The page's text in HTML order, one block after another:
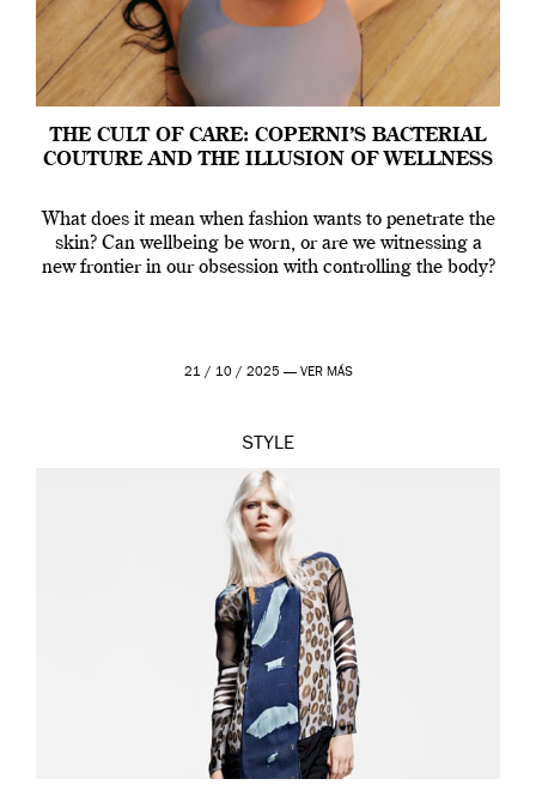
THE CULT OF CARE: COPERNI’S BACTERIAL
COUTURE AND THE ILLUSION OF WELLNESS
What does it mean when fashion wants to penetrate the
skin? Can wellbeing be worn, or are we witnessing a
new frontier in our obsession with controlling the body?
21 / 10 / 2025 — VER MÁS
STYLE